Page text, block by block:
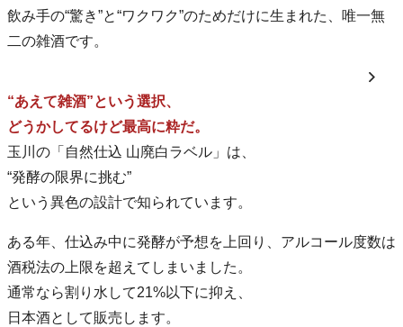
飲み手の“驚き”と“ワクワク”のためだけに生まれた、唯一無
二の雑酒です。
“あえて雑酒”という選択、
どうかしてるけど最高に粋だ。
玉川の「自然仕込 山廃白ラベル」は、
“発酵の限界に挑む”
という異色の設計で知られています。
ある年、仕込み中に発酵が予想を上回り、アルコール度数は
酒税法の上限を超えてしまいました。
通常なら割り水して21%以下に抑え、
日本酒として販売します。